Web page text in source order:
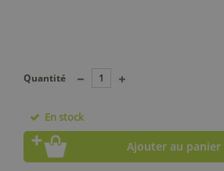
Quantité
En stock
Ajouter au panier